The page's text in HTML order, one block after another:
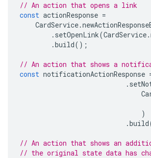
// An action that opens a link
const actionResponse =
CardService.
. setOpenLink(CardService.
.build();
// An action that shows a
const notificationActionResponse
.
)
.build
// An action that shows an
// the original state data has